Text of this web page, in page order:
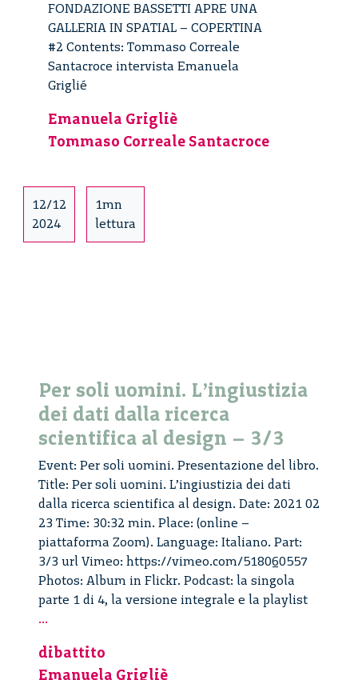
FONDAZIONE BASSETTI APRE UNA
GALLERIA IN SPATIAL – COPERTINA
#2 Contents: Tommaso Correale
Santacroce intervista Emanuela
Griglié
Emanuela Grigliè
Tommaso Correale Santacroce
12/12
2024
1mn
lettura
Per soli uomini. L’ingiustizia
dei dati dalla ricerca
scientifica al design – 3/3
Event: Per soli uomini. Presentazione del libro.
Title: Per soli uomini. L’ingiustizia dei dati
dalla ricerca scientifica al design. Date: 2021 02
23 Time: 30:32 min. Place: (online –
piattaforma Zoom). Language: Italiano. Part:
3/3 url Vimeo: https://vimeo.com/518060557
Photos: Album in Flickr. Podcast: la singola
parte 1 di 4, la versione integrale e la playlist
...
uomini.
L’ingiustizia
dibattito
Emanuela Grigliè